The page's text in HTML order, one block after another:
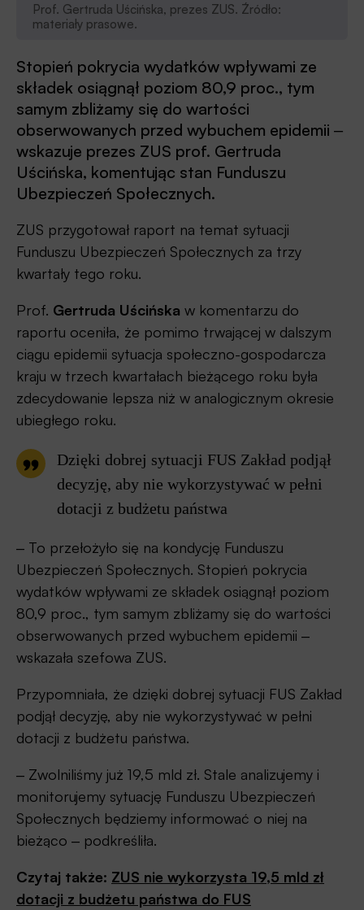
Prof. Gertruda Uścińska, prezes ZUS. Źródło:
materiały prasowe.
Stopień pokrycia wydatków wpływami ze
składek osiągnął poziom 80,9 proc., tym
samym zbliżamy się do wartości
obserwowanych przed wybuchem epidemii ‒
wskazuje prezes ZUS prof. Gertruda
Uścińska, komentując stan Funduszu
Ubezpieczeń Społecznych.
ZUS przygotował raport na temat sytuacji
Funduszu Ubezpieczeń Społecznych za trzy
kwartały tego roku.
Prof. Gertruda Uścińska w komentarzu do
raportu oceniła, że pomimo trwającej w dalszym
ciągu epidemii sytuacja społeczno-gospodarcza
kraju w trzech kwartałach bieżącego roku była
zdecydowanie lepsza niż w analogicznym okresie
ubiegłego roku.
Dzięki dobrej sytuacji FUS Zakład podjął
decyzję, aby nie wykorzystywać w pełni
dotacji z budżetu państwa
‒ To przełożyło się na kondycję Funduszu
Ubezpieczeń Społecznych. Stopień pokrycia
wydatków wpływami ze składek osiągnął poziom
80,9 proc., tym samym zbliżamy się do wartości
obserwowanych przed wybuchem epidemii ‒
wskazała szefowa ZUS.
Przypomniała, że dzięki dobrej sytuacji FUS Zakład
podjął decyzję, aby nie wykorzystywać w pełni
dotacji z budżetu państwa.
‒ Zwolniliśmy już 19,5 mld zł. Stale analizujemy i
monitorujemy sytuację Funduszu Ubezpieczeń
Społecznych będziemy informować o niej na
bieżąco ‒ podkreśliła.
Czytaj także: ZUS nie wykorzysta 19,5 mld zł
dotacji z budżetu państwa do FUS